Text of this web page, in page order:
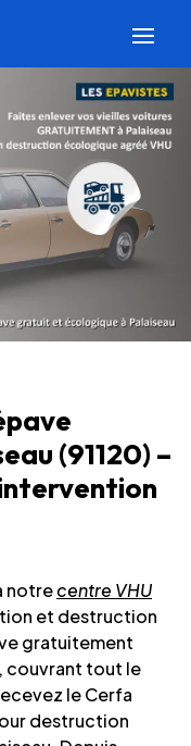
(91120) –
notrecentre VHU
et destruction
gratuitement
couvrant tout le
le Cerfa
destruction